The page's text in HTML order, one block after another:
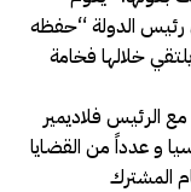
الدولة “حفظه
خلالها فخامة
الرئيس فلاديمير
و عدداً من القضايا